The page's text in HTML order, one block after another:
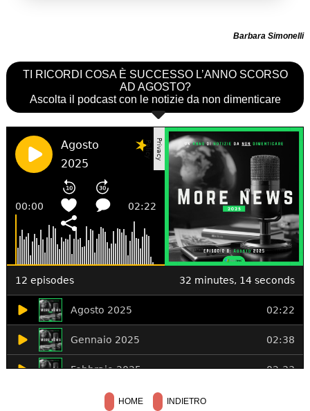
Barbara Simonelli
TI RICORDI COSA È SUCCESSO L’ANNO SCORSO
AD AGOSTO?
Ascolta il podcast con le notizie da non dimenticare
HOME INDIETRO